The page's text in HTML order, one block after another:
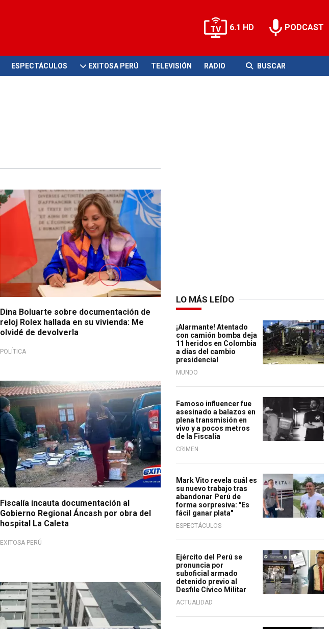
6.1 HD PODCAST
ESPECTÁCULOS EXITOSA PERÚ TELEVISIÓN RADIO BUSCAR
Mensaje a la Nación
Dina Boluarte sobre documentación de
reloj Rolex hallada en su vivienda: Me
olvidé de devolverla
POLÍTICA
Fiscalía incauta documentación al
Gobierno Regional Áncash por obra del
hospital La Caleta
EXITOSA PERÚ
LO MÁS LEÍDO
¡Alarmante! Atentado
con camión bomba deja
11 heridos en Colombia
a días del cambio
presidencial
MUNDO
Famoso influencer fue
asesinado a balazos en
plena transmisión en
vivo y a pocos metros
de la Fiscalía
CRIMEN
Mark Vito revela cuál es
su nuevo trabajo tras
abandonar Perú de
forma sorpresiva: "Es
fácil ganar plata"
ESPECTÁCULOS
Ejército del Perú se
pronuncia por
suboficial armado
detenido previo al
Desfile Cívico Militar
ACTUALIDAD